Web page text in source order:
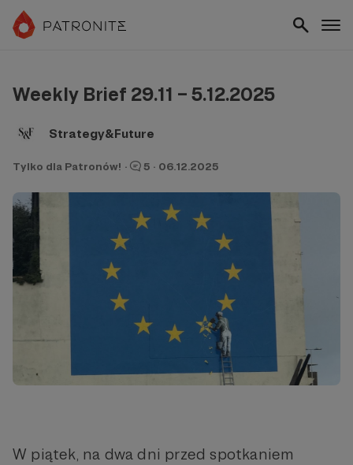
Weekly Brief 29.11 – 5.12.2025
Strategy&Future
Tylko dla Patronów! · 5 · 06.12.2025
W piątek, na dwa dni przed spotkaniem